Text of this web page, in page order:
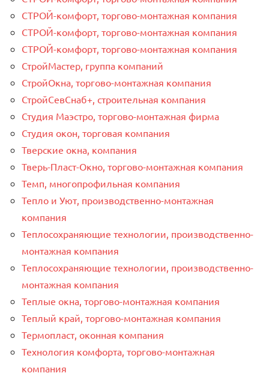
СТРОЙ-комфорт, торгово-монтажная компания
СТРОЙ-комфорт, торгово-монтажная компания
СТРОЙ-комфорт, торгово-монтажная компания
СтройМастер, группа компаний
СтройОкна, торгово-монтажная компания
СтройСевСнаб+, строительная компания
Студия Маэстро, торгово-монтажная фирма
Студия окон, торговая компания
Тверские окна, компания
Тверь-Пласт-Окно, торгово-монтажная компания
Темп, многопрофильная компания
Тепло и Уют, производственно-монтажная
компания
Теплосохраняющие технологии, производственно-
монтажная компания
Теплосохраняющие технологии, производственно-
монтажная компания
Теплые окна, торгово-монтажная компания
Теплый край, торгово-монтажная компания
Термопласт, оконная компания
Технология комфорта, торгово-монтажная
компания